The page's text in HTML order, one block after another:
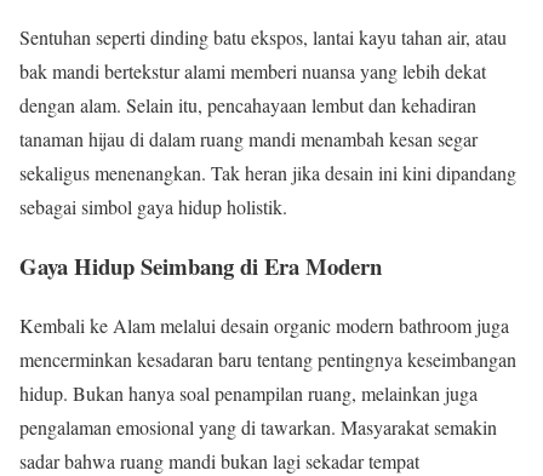
Sentuhan seperti dinding batu ekspos, lantai kayu tahan air, atau
bak mandi bertekstur alami memberi nuansa yang lebih dekat
dengan alam. Selain itu, pencahayaan lembut dan kehadiran
tanaman hijau di dalam ruang mandi menambah kesan segar
sekaligus menenangkan. Tak heran jika desain ini kini dipandang
sebagai simbol gaya hidup holistik.
Gaya Hidup Seimbang di Era Modern
Kembali ke Alam melalui desain organic modern bathroom juga
mencerminkan kesadaran baru tentang pentingnya keseimbangan
hidup. Bukan hanya soal penampilan ruang, melainkan juga
pengalaman emosional yang di tawarkan. Masyarakat semakin
sadar bahwa ruang mandi bukan lagi sekadar tempat